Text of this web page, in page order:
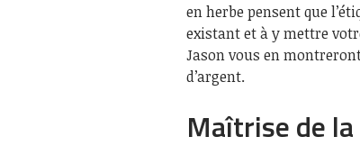
en herbe pensent que
existant et à y mettre
Jason vous en
d’argent.
Maîtrise de